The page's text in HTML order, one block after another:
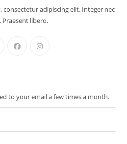
adipiscing elit. Integer nec
Praesent libero.
to your email a few times a month.